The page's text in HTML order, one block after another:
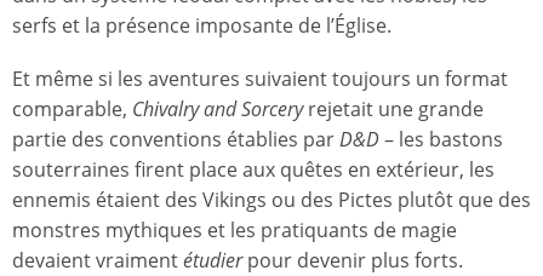
serfs et la présence imposante de l’Église.
Et même si les aventures suivaient toujours un format
comparable, Chivalry and Sorceryrejetait une grande
partie des conventions établies parD&D– les bastons
souterraines firent place aux quêtes en extérieur, les
ennemis étaient des Vikings ou des Pictes plutôt que des
monstres mythiques et les pratiquants de magie
devaient vraimentétudierpour devenir plus forts.